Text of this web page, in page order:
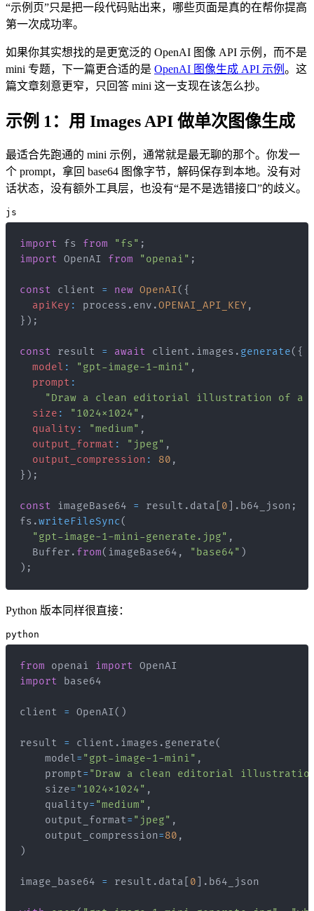
“示例页”只是把一段代码贴出来，哪些页面是真的在帮你提高
第一次成功率。
如果你其实想找的是更宽泛的 OpenAI 图像 API 示例，而不是
mini 专题，下一篇更合适的是 OpenAI 图像生成 API 示例 。这
篇文章刻意更窄，只回答 mini 这一支现在该怎么抄。
示例 1：用 Images API 做单次图像生成
最适合先跑通的 mini 示例，通常就是最无聊的那个。你发一
个 prompt，拿回 base64 图像字节，解码保存到本地。没有对
话状态，没有额外工具层，也没有“是不是选错接口”的歧义。
js
import fs from "fs" ;
import OpenAI from "openai" ;
const client = new OpenAI( {
apiKey : process . env .OPENAI_API_KEY ,
} ) ;
const result = await client . images . generate( {
model : "gpt-image-1-mini" ,
prompt :
"Draw a clean editorial illustration of a
size : "1024x1024" ,
quality : "medium" ,
output_format : "jpeg" ,
output_compression : 80 ,
} ) ;
const imageBase64 = result . data 0 . b64_json ;
fs .writeFileSync(
"gpt-image-1-mini-generate.jpg" ,
Buffer . from( imageBase64 , "base64" )
) ;
Python 版本同样很直接：
python
from openai import
import
client = OpenAI( )
result = client . images . generate(
    model
= "gpt-image-1-mini" ,
    prompt
= "Draw a clean editorial
    size
= "1024x1024" ,
    quality
= "medium" ,
    output_format
= "jpeg" ,
    output_compression
=80 ,
)
image_base64 = result . data 0 .